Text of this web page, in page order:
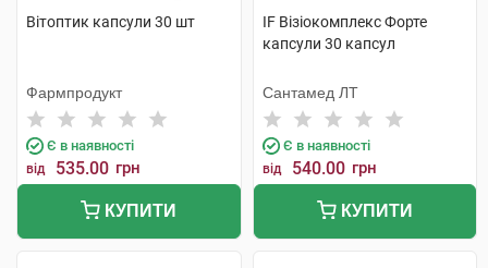
Вітоптик капсули 30 шт
Фармпродукт
Є в наявності
від 535.00 грн
КУПИТИ
IF Візіокомплекс Форте
капсули 30 капсул
Сантамед ЛТ
Є в наявності
від 540.00 грн
КУПИТИ